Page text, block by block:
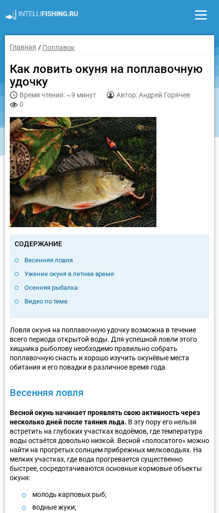
Главная Поплавок
Как ловить окуня на поплавочную
удочку
Время чтения: ~9 минут
Автор: Андрей Горячев
0
СОДЕРЖАНИЕ
Весенняя ловля
Ужение окуня в летнее время
Осенняя рыбалка
Видео по теме
Ловля окуня на поплавочную удочку возможна в течение
всего периода открытой воды. Для успешной ловли этого
хищника рыболову необходимо правильно собрать
поплавочную снасть и хорошо изучить окунёвые места
обитания и его повадки в различное время года.
Весенняя ловля
Весной окунь начинает проявлять свою активность через
несколько дней после таяния льда. В эту пору его нельзя
встретить на глубоких участках водоёмов, где температура
воды остаётся довольно низкой. Весной «полосатого» можно
найти на прогретых солнцем прибрежных мелководьях. На
мелких участках, где вода прогревается существенно
быстрее, сосредотачиваются основные кормовые объекты
окуня:
молодь карповых рыб;
водные жуки;